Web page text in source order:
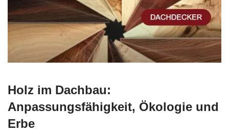
Holz im Dachbau:
Anpassungsfähigkeit, Ökologie und
Erbe